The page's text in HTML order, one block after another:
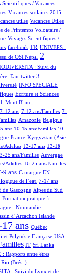
Scientifiques / Vacances
Vacances scolaires 2015
utiles Vacances Utiles
de Printemps Volontaire /
Voyages Scientifiques /
facebook FR UNIVERS :
de OSI Népal 2
: Suivi du
Eau twitter 3
INFO SPECIALE
Ecriture et Sciences
Mont Blanc,...
7-12 ans 7-12 ans/Familles 7-
Amazonie Belgique
ans 10-15 ans/Familles 10-
France Kyrgyzstan (Asie
Adultes 13-17 ans 13-18
25 ans/Familles Auvergne
Adultes 16-25 ans/Familles
9 ans Camargue EN
de l’eau 7-17 ans
de Gascogne Alpes du Sud
Formation pratique à
- Normandie -
d’Arcachon Islande
17 ans Québec
et Polynésie Française USA
IT Sri Lanka
Rapports entre êtres
Rio (Brésil)
: Suivi du Lynx et de